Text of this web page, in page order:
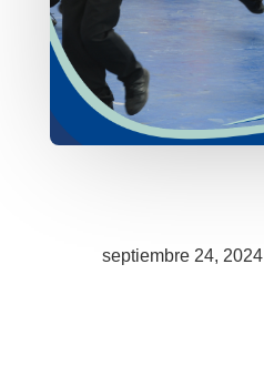
septiembre 24, 2024